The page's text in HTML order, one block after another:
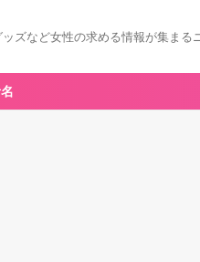
ズなど女性の求める情報が集まる